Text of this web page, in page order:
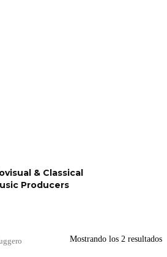
& Classical
Producers
Mostrando los 2 resultados